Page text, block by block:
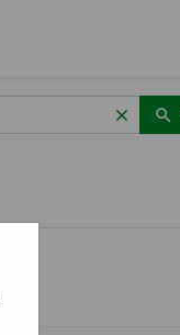
clear search